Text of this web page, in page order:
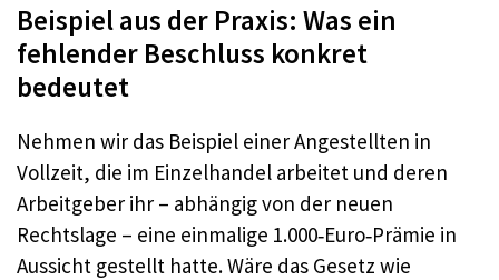
Beispiel aus der Praxis: Was ein
fehlender Beschluss konkret
bedeutet
Nehmen wir das Beispiel einer Angestellten in
Vollzeit, die im Einzelhandel arbeitet und deren
Arbeitgeber ihr – abhängig von der neuen
Rechtslage – eine einmalige 1.000‑Euro‑Prämie in
Aussicht gestellt hatte. Wäre das Gesetz wie